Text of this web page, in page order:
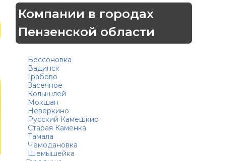
Компании в городах
Пензенской области
Бессоновка
Вадинск
Грабово
Засечное
Колышлей
Мокшан
Неверкино
Русский Камешкир
Старая Каменка
Тамала
Чемодановка
Шемышейка